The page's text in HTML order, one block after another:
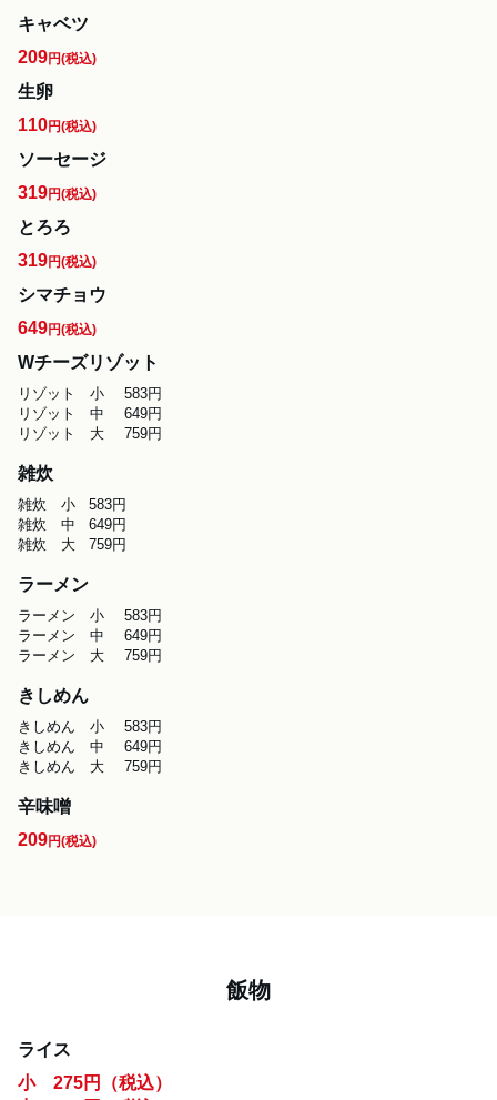
キャベツ
209円(税込)
生卵
110円(税込)
ソーセージ
319円(税込)
とろろ
319円(税込)
シマチョウ
649円(税込)
Wチーズリゾット
リゾット　小	583円
リゾット　中	649円
雑炊
雑炊　小	583円
雑炊　中	649円
雑炊　大	759円
ラーメン
ラーメン　小	583円
ラーメン　中	649円
ラーメン　大	759円
きしめん
きしめん　小	583円
きしめん　中	649円
きしめん　大	759円
辛味噌
209円(税込)
飯物
ライス
小　275円（税込）